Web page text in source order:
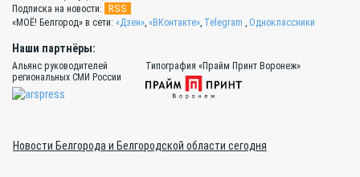
Подписка на новости:
RSS
«МОЁ! Белгород» в сети: «Дзен», «ВКонтакте», Telegram , Одноклассники
Наши партнёры:
Альянс руководителей
региональных СМИ России
Типография «Прайм Принт Воронеж»
Новости Белгорода и Белгородской области сегодня